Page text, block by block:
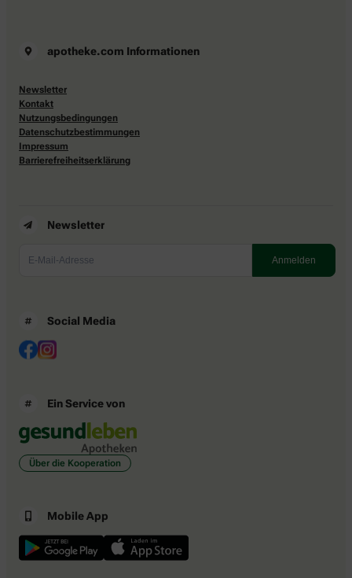
apotheke.com Informationen
Newsletter
Kontakt
Nutzungsbedingungen
Datenschutzbestimmungen
Impressum
Barrierefreiheitserklärung
Newsletter
Social Media
Ein Service von
Über die Kooperation
Mobile App